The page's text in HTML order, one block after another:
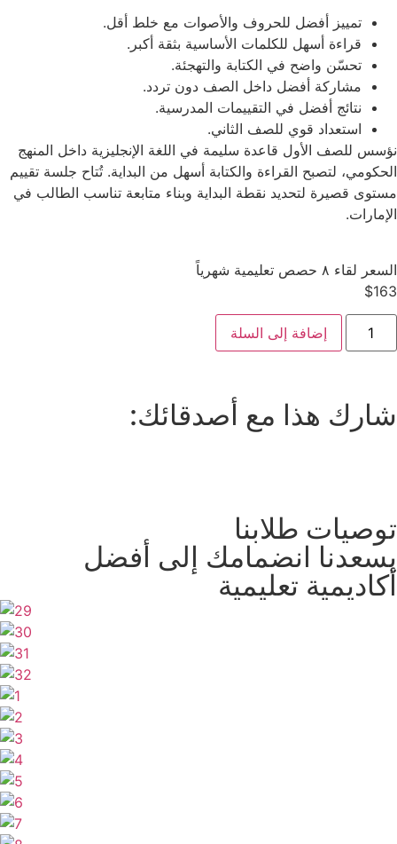
تمييز أفضل للحروف والأصوات مع خلط أقل.
قراءة أسهل للكلمات الأساسية بثقة أكبر.
تحسّن واضح في الكتابة والتهجئة.
مشاركة أفضل داخل الصف دون تردد.
نتائج أفضل في التقييمات المدرسية.
استعداد قوي للصف الثاني.
نؤسس للصف الأول قاعدة سليمة في اللغة الإنجليزية داخل المنهج
الحكومي، لتصبح القراءة والكتابة أسهل من البداية. تُتاح جلسة تقييم
مستوى قصيرة لتحديد نقطة البداية وبناء متابعة تناسب الطالب في
الإمارات.
السعر لقاء ٨ حصص تعليمية شهرياً
$163
إضافة إلى السلة
شارك هذا مع أصدقائك:
توصيات طلابنا
يسعدنا انضمامك إلى أفضل
أكاديمية تعليمية